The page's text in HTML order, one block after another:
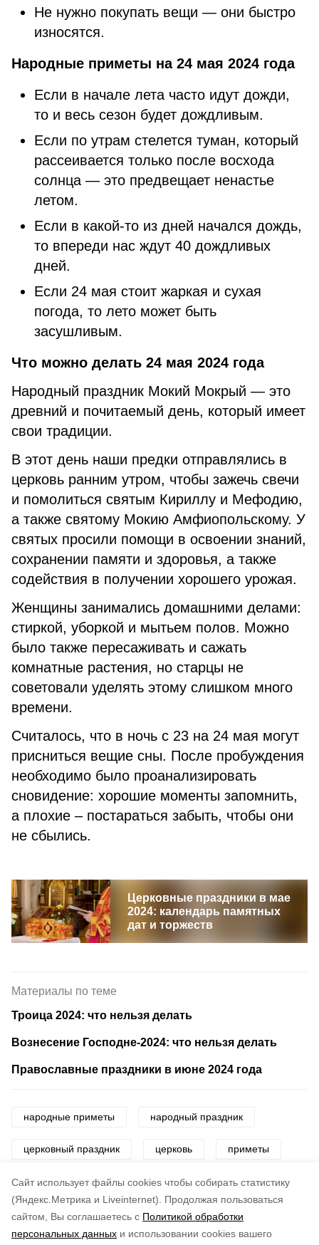
Cайт использует файлы cookies чтобы собирать статистику
(Яндекс.Метрика и Liveinternet).
Продолжая пользоваться
сайтом, Вы соглашаетесь с Политикой обработки
персональных данных и использовании cookies вашего
Не нужно покупать вещи — они быстро
износятся.
Народные приметы на 24 мая 2024 года
Если в начале лета часто идут дожди,
то и весь сезон будет дождливым.
Если по утрам стелется туман, который
рассеивается только после восхода
солнца — это предвещает ненастье
летом.
Если в какой-то из дней начался дождь,
то впереди нас ждут 40 дождливых
дней.
Если 24 мая стоит жаркая и сухая
погода, то лето может быть
засушливым.
Что можно делать 24 мая 2024 года
Народный праздник Мокий Мокрый — это
древний и почитаемый день, который имеет
свои традиции.
В этот день наши предки отправлялись в
церковь ранним утром, чтобы зажечь свечи
и помолиться святым Кириллу и Мефодию,
а также святому Мокию Амфиопольскому. У
святых просили помощи в освоении знаний,
сохранении памяти и здоровья, а также
содействия в получении хорошего урожая.
Женщины занимались домашними делами:
стиркой, уборкой и мытьем полов. Можно
было также пересаживать и сажать
комнатные растения, но старцы не
советовали уделять этому слишком много
времени.
Считалось, что в ночь с 23 на 24 мая могут
присниться вещие сны. После пробуждения
необходимо было проанализировать
сновидение: хорошие моменты запомнить,
а плохие – постараться забыть, чтобы они
не сбылись.
Церковные праздники в мае
2024: календарь памятных
дат и торжеств
Материалы по теме
Троица 2024: что нельзя делать
Вознесение Господне-2024: что нельзя делать
Православные праздники в июне 2024 года
народные приметы народный праздник
церковный праздник церковь приметы
погода праздник
по оценке